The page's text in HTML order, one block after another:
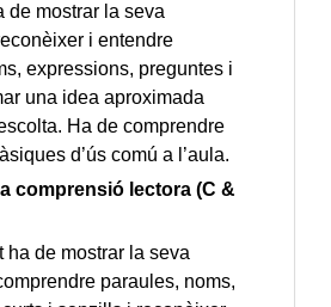
de mostrar la seva
i entendre
expressions, preguntes i
una idea aproximada
Ha de comprendre
d’ús comú a l’aula.
comprensió lectora (C &
ha de mostrar la seva
paraules, noms,